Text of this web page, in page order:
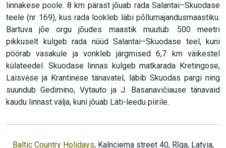
linnakese poole. 8 km pärast jõuab rada Salantai–Skuodase
teele (nr 169), kus rada lookleb läbi põllumajandusmaastiku.
Bartuva jõe orgu jõudes maastik muutub. 500 meetri
pikkuselt kulgeb rada nüüd Salantai–Skuodase teel, kuni
pöörab vasakule ja vonkleb järgmised 6,7 km väikestel
külateedel. Skuodase linnas kulgeb matkarada Kretingose,
Laisvėse ja Krantinėse tänavatel, läbib Skuodas pargi ning
suundub Gedimino, Vytauto ja J. Basanavičiause tänavaid
kaudu linnast välja, kuni jõuab Läti-leedu piirile.
Baltic Country Holidays, Kalnciema street 40, Rīga, Latvia,